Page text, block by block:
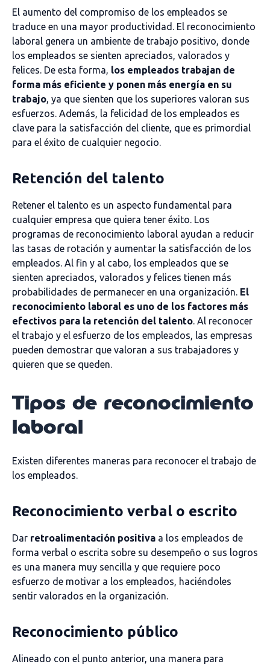
El aumento del compromiso de los empleados se
traduce en una mayor productividad. El reconocimiento
laboral genera un ambiente de trabajo positivo, donde
los empleados se sienten apreciados, valorados y
felices. De esta forma, los empleados trabajan de
forma más eficiente y ponen más energía en su
trabajo, ya que sienten que los superiores valoran sus
esfuerzos. Además, la felicidad de los empleados es
clave para la satisfacción del cliente, que es primordial
para el éxito de cualquier negocio.
Retención del talento
Retener el talento es un aspecto fundamental para
cualquier empresa que quiera tener éxito. Los
programas de reconocimiento laboral ayudan a reducir
las tasas de rotación y aumentar la satisfacción de los
empleados. Al fin y al cabo, los empleados que se
sienten apreciados, valorados y felices tienen más
probabilidades de permanecer en una organización. El
reconocimiento laboral es uno de los factores más
efectivos para la retención del talento. Al reconocer
el trabajo y el esfuerzo de los empleados, las empresas
pueden demostrar que valoran a sus trabajadores y
quieren que se queden.
Tipos de reconocimiento
laboral
Existen diferentes maneras para reconocer el trabajo de
los empleados.
Reconocimiento verbal o escrito
Dar retroalimentación positiva a los empleados de
forma verbal o escrita sobre su desempeño o sus logros
es una manera muy sencilla y que requiere poco
esfuerzo de motivar a los empleados, haciéndoles
sentir valorados en la organización.
Reconocimiento público
Alineado con el punto anterior, una manera para